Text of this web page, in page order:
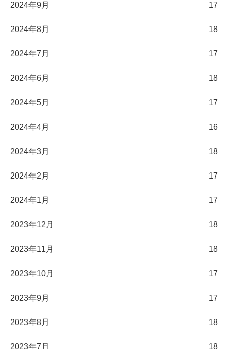
2024年9月 17
2024年8月 18
2024年7月 17
2024年6月 18
2024年5月 17
2024年4月 16
2024年3月 18
2024年2月 17
2024年1月 17
2023年12月 18
2023年11月 18
2023年10月 17
2023年9月 17
2023年8月 18
2023年7月 18